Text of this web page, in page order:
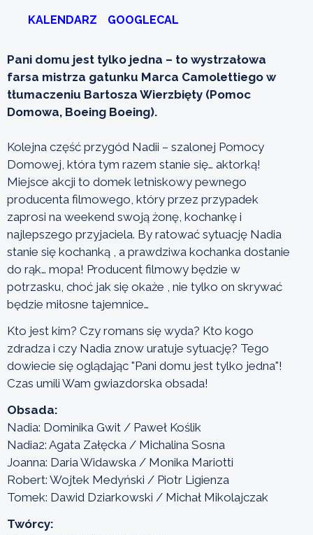
KALENDARZ GOOGLECAL
Pani domu jest tylko jedna – to wystrzałowa
farsa mistrza gatunku Marca Camolettiego w
tłumaczeniu Bartosza Wierzbięty (Pomoc
Domowa, Boeing Boeing).
Kolejna część przygód Nadii – szalonej Pomocy
Domowej, która tym razem stanie się… aktorką!
Miejsce akcji to domek letniskowy pewnego
producenta filmowego, który przez przypadek
zaprosi na weekend swoją żonę, kochankę i
najlepszego przyjaciela. By ratować sytuację Nadia
stanie się kochanką , a prawdziwa kochanka dostanie
do rąk… mopa! Producent filmowy będzie w
potrzasku, choć jak się okaże , nie tylko on skrywać
będzie miłosne tajemnice…
Kto jest kim? Czy romans się wyda? Kto kogo
zdradza i czy Nadia znow uratuje sytuację? Tego
dowiecie się oglądając "Pani domu jest tylko jedna"!
Czas umili Wam gwiazdorska obsada!
Obsada:
Nadia: Dominika Gwit / Paweł Koślik
Nadia2: Agata Załęcka / Michalina Sosna
Joanna: Daria Widawska / Monika Mariotti
Robert: Wojtek Medyński / Piotr Ligienza
Tomek: Dawid Dziarkowski / Michał Mikolajczak
Twórcy: